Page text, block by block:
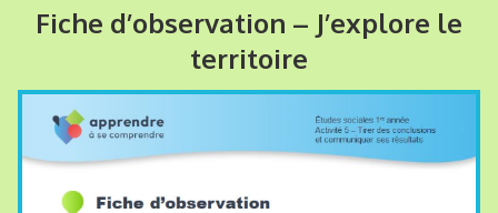
Fiche d’observation – J’explore le
territoire